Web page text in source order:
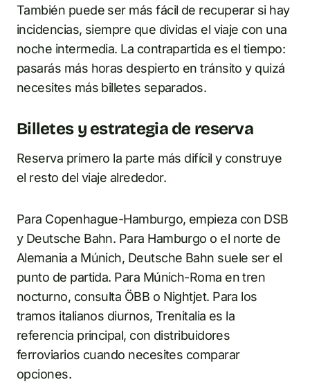
También puede ser más fácil de recuperar si hay
incidencias, siempre que dividas el viaje con una
noche intermedia. La contrapartida es el tiempo:
pasarás más horas despierto en tránsito y quizá
necesites más billetes separados.
Billetes y estrategia de reserva
Reserva primero la parte más difícil y construye
el resto del viaje alrededor.
Para Copenhague-Hamburgo, empieza con DSB
y Deutsche Bahn. Para Hamburgo o el norte de
Alemania a Múnich, Deutsche Bahn suele ser el
punto de partida. Para Múnich-Roma en tren
nocturno, consulta ÖBB o Nightjet. Para los
tramos italianos diurnos, Trenitalia es la
referencia principal, con distribuidores
ferroviarios cuando necesites comparar
opciones.